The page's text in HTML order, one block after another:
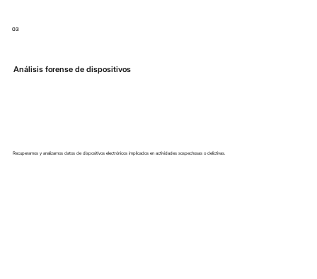
Análisis forense de dispositivos
03
Recuperamos y analizamos datos de dispositivos electrónicos implicados en actividades sospechosas o delictivas.